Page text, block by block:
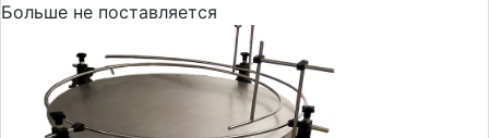
Больше не поставляется